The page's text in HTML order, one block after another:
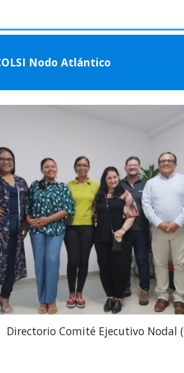
Nodo Atlántico
Directorio Comité Ejecutivo Nodal